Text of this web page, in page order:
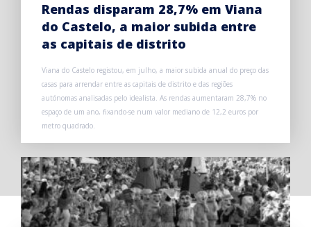
Rendas disparam 28,7% em Viana
do Castelo, a maior subida entre
as capitais de distrito
Viana do Castelo registou, em julho, a maior subida anual do preço das
casas para arrendar entre as capitais de distrito e das regiões
autónomas analisadas pelo idealista. As rendas aumentaram 28,7% no
espaço de um ano, fixando-se num valor mediano de 12,2 euros por
metro quadrado.